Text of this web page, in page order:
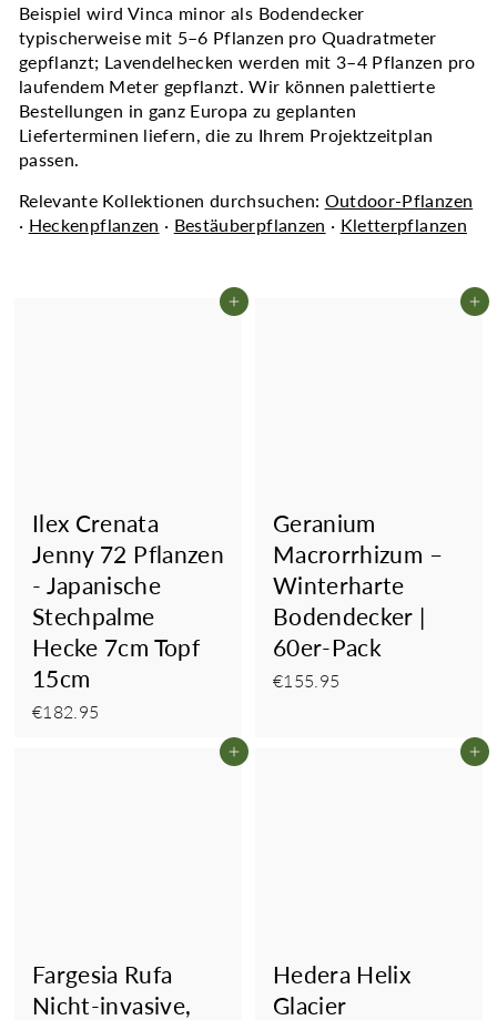
Beispiel wird Vinca minor als Bodendecker
typischerweise mit 5–6 Pflanzen pro Quadratmeter
gepflanzt; Lavendelhecken werden mit 3–4 Pflanzen pro
laufendem Meter gepflanzt. Wir können palettierte
Bestellungen in ganz Europa zu geplanten
Lieferterminen liefern, die zu Ihrem Projektzeitplan
passen.
Relevante Kollektionen durchsuchen: Outdoor-Pflanzen
· Heckenpflanzen · Bestäuberpflanzen · Kletterpflanzen
In den Einkaufswagen legen
Ilex Crenata
Jenny 72 Pflanzen
- Japanische
Stechpalme
Hecke 7cm Topf
15cm
€182.95
In
Geranium
Macrorrhizum –
Winterharte
Bodendecker |
60er-Pack
€155.95
In den Einkaufswagen legen
Fargesia Rufa
Nicht-invasive,
In
Hedera Helix
Glacier